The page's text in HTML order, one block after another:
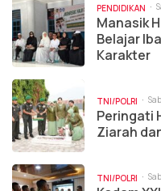
PENDIDIKAN
Manasik
Belajar
Karakter
TNI/POLRI
Peringati
Ziarah
TNI/POLRI